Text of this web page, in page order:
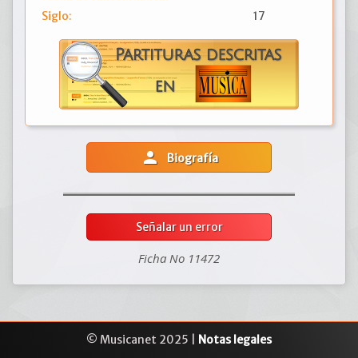
Siglo: 17
person Biografía
Señalar un error
Ficha No 11472
© Musicanet 2025 | Notas legales